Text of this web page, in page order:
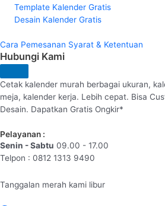
Template Kalender Gratis
Desain Kalender Gratis
Cara Pemesanan Syarat & Ketentuan
Hubungi Kami
Cetak kalender murah berbagai ukuran,
meja, kalender kerja. Lebih cepat. Bisa
Desain. Dapatkan Gratis Ongkir*
Pelayanan :
Senin - Sabtu 09.00 - 17.00
Telpon : 0812 1313 9490
Tanggalan merah kami libur